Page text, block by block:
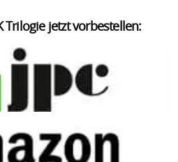
Trilogie jetzt vorbestellen: